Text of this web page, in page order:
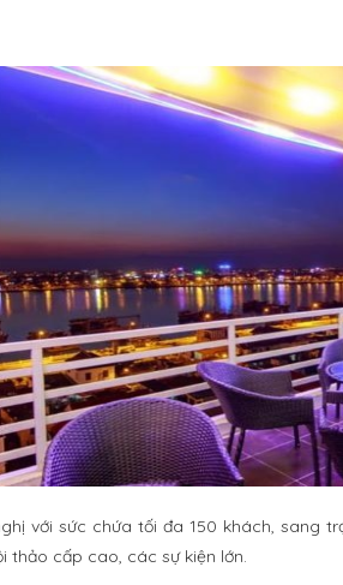
với sức chứa tối đa 150 khách, sang
thảo cấp cao, các sự kiện lớn.